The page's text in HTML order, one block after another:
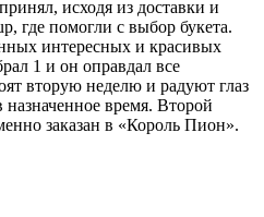
исходя из доставки и
где помогли с выбор букета.
интересных и красивых
1 и он оправдал все
вторую неделю и радуют глаз
время. Второй
заказан в «Король Пион».